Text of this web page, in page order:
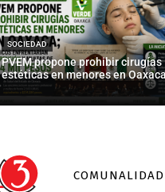
SOCIEDAD
PVEM propone prohibir cirugías
estéticas en menores en
COMUNALIDAD